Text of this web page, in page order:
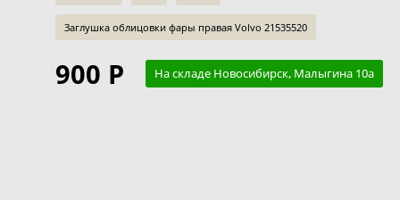
Заглушка облицовки фары правая Volvo 21535520
900 Р На складе Новосибирск, Малыгина 10а